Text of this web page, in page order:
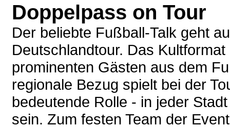
Doppelpass on Tour
Der beliebte Fußball-Talk geht
Deutschlandtour. Das
prominenten Gästen aus dem
regionale Bezug spielt bei der
bedeutende Rolle - in jeder
sein. Zum festen Team der